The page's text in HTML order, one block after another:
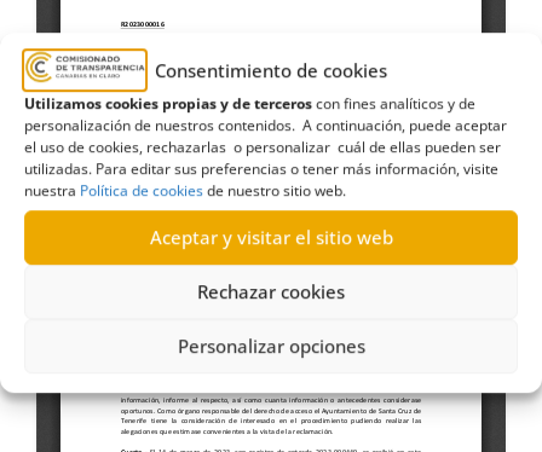
Consentimiento de cookies
Utilizamos cookies propias y de terceroscon fines analíticos y de
personalización de nuestros contenidos. A continuación, puede aceptar
el uso de cookies, rechazarlas o personalizar cuál de ellas pueden ser
utilizadas. Para editar sus preferencias o tener más información, visite
nuestra Política de cookiesde nuestro sitio web.
Aceptar y visitar el sitio web
Rechazar cookies
Personalizar opciones